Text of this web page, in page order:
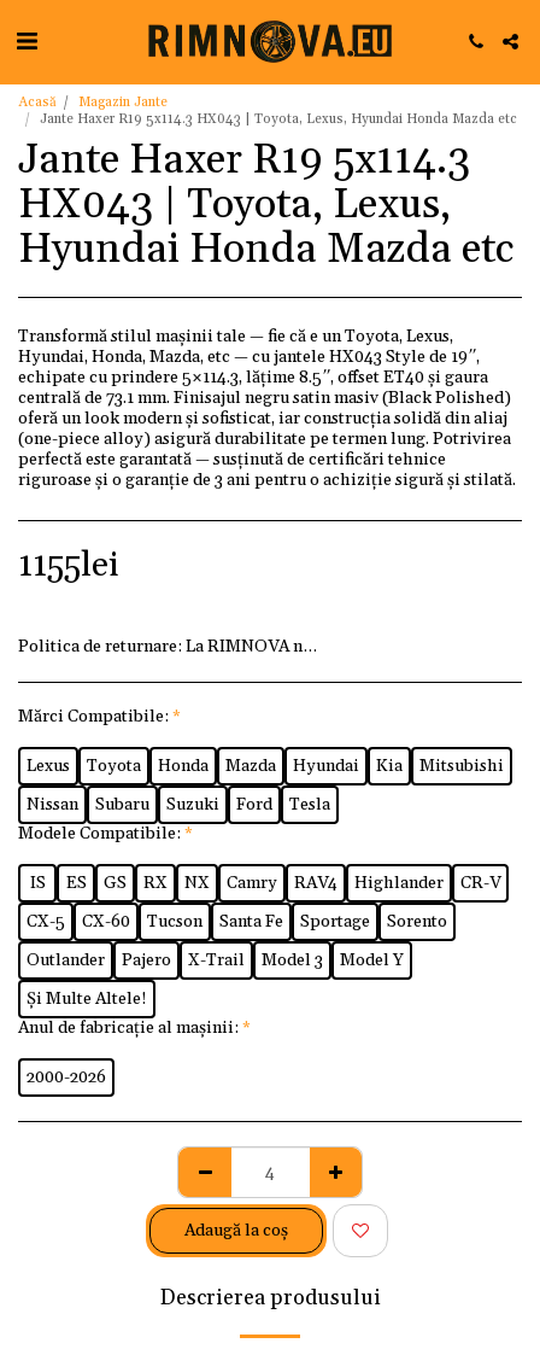
Acasă
Magazin Jante
Jante Haxer R19 5x114.3 HX043 | Toyota, Lexus, Hyundai Honda Mazda etc
Jante Haxer R19 5x114.3
HX043 | Toyota, Lexus,
Hyundai Honda Mazda etc
Transformă stilul mașinii tale — fie că e un Toyota, Lexus,
Hyundai, Honda, Mazda, etc — cu jantele HX043 Style de 19″,
echipate cu prindere 5×114.3, lățime 8.5″, offset ET40 și gaura
centrală de 73.1 mm. Finisajul negru satin masiv (Black Polished)
oferă un look modern și sofisticat, iar construcția solidă din aliaj
(one-piece alloy) asigură durabilitate pe termen lung. Potrivirea
perfectă este garantată — susținută de certificări tehnice
riguroase și o garanție de 3 ani pentru o achiziție sigură și stilată.
1155lei
Politica de returnare: La RIMNOVA ne dorim ca fiecare
Mărci Compatibile: *
Lexus Toyota Honda Mazda Hyundai Kia
Mitsubishi
Nissan
Subaru Suzuki Ford
Tesla
Modele Compatibile: *
IS ES GS RX NX Camry RAV4 Highlander
CR-V
CX-5
CX-60 Tucson Santa Fe Sportage
Sorento
Outlander
Pajero X-Trail Model 3
Model Y
Și Multe Altele!
Anul de fabricație al mașinii: *
2000-2026
Adaugă la coş
Descrierea produsului